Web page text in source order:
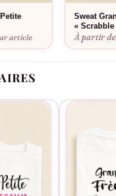
sa forme originale
article
Sweat
« Scrabble
À partir de